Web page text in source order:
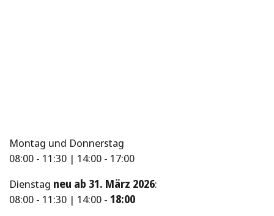
Montag und Donnerstag
08:00 - 11:30 | 14:00 - 17:00
Dienstag neu ab 31. März 2026:
08:00 - 11:30 | 14:00 -18:00